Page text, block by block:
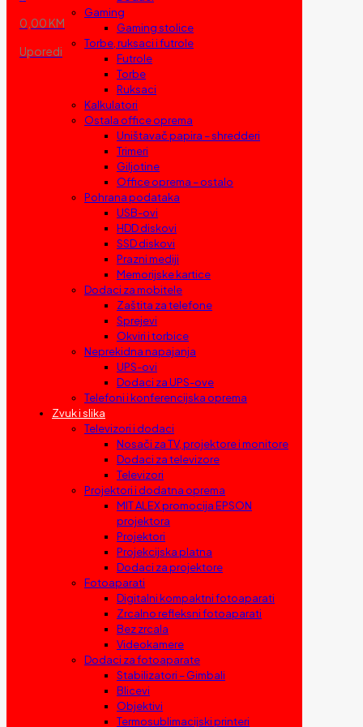
0,00 KM
Uporedi
Gaming
Gaming stolice
Torbe, ruksaci i futrole
Futrole
Torbe
Ruksaci
Kalkulatori
Ostala office oprema
Uništavač papira – shredderi
Trimeri
Giljotine
Office oprema – ostalo
Pohrana podataka
USB-ovi
HDD diskovi
SSD diskovi
Prazni mediji
Memorijske kartice
Dodaci za mobitele
Zaštita za telefone
Sprejevi
Okviri i torbice
Neprekidna napajanja
UPS-ovi
Dodaci za UPS-ove
Telefoni i konferencijska oprema
Zvuk i slika
Televizori i dodaci
Nosači za TV, projektore i monitore
Dodaci za televizore
Televizori
Projektori i dodatna oprema
MIT ALEX promocija EPSON
projektora
Projektori
Projekcijska platna
Dodaci za projektore
Fotoaparati
Digitalni kompaktni fotoaparati
Zrcalno refleksni fotoaparati
Bez zrcala
Videokamere
Dodaci za fotoaparate
Stabilizatori – Gimbali
Blicevi
Objektivi
Termosublimacijski printeri